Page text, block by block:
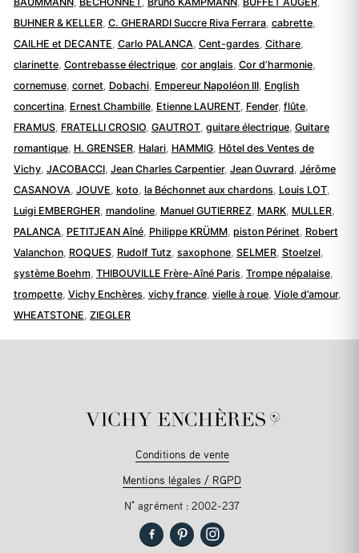
BUHNER & KELLER, C. GHERARDI Succre Riva Ferrara, cabrette,
CAILHE et DECANTE Carlo PALANCA Cent-gardes Cithare,
clarinette, Contrebasse électrique, cor anglais Cor d’harmonie,
cornemuse, cornet Dobachi, Empereur Napoléon III, English
concertina, Ernest Chambille, Etienne LAURENT, Fender, flûte,
FRAMUS, FRATELLI CROSIO, GAUTROT, guitare électrique, Guitare
romantique, H. GRENSER, Halari, HAMMIG, Hôtel des Ventes de
Vichy, JACOBACCI, Jean Charles Carpentier, Jean Ouvrard Jérôme
CASANOVA JOUVE koto la Béchonnet aux chardons Louis LOT,
Luigi EMBERGHER, mandoline, Manuel GUTIERREZ, MARK, MULLER,
PALANCA PETITJEAN Aîné, Philippe KRÜMM, piston Périnet Robert
Valanchon, ROQUES, Rudolf Tutz saxophone, SELMER, Stoelzel,
système Boehm, THIBOUVILLE Frère-Aîné Paris Trompe népalaise,
trompette, Vichy Enchères vichy france, vielle à roue, Viole d’amour,
WHEATSTONE ZIEGLER
Conditions de vente
Mentions légales / RGPD
N° agrément : 2002-237